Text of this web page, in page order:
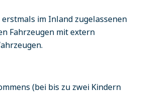
im Inland zugelassenen
Fahrzeugen mit extern
(bei bis zu zwei Kindern